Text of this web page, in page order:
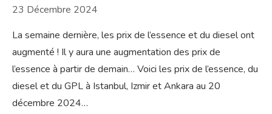
23 Décembre 2024
La semaine dernière, les prix de l’essence et du diesel ont
augmenté ! Il y aura une augmentation des prix de
l’essence à partir de demain… Voici les prix de l’essence, du
diesel et du GPL à Istanbul, Izmir et Ankara au 20
décembre 2024…